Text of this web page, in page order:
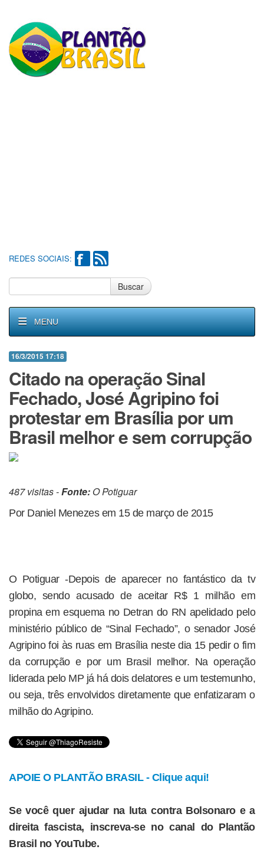
REDES SOCIAIS:
Buscar
MENU
16/3/2015 17:18
Citado na operação Sinal
Fechado, José Agripino foi
protestar em Brasília por um
Brasil melhor e sem corrupção
487 visitas -Fonte: O Potiguar
Por Daniel Menezes em 15 de março de 2015
O Potiguar -Depois de aparecer no fantástico da tv
globo, sendo acusado de aceitar R$ 1 milhão em
propina em esquema no Detran do RN apelidado pelo
ministério público de “Sinal Fechado”, o senador José
Agripino foi às ruas em Brasília neste dia 15 pedir o fim
da corrupção e por um Brasil melhor. Na operação
liderada pelo MP já há dois delatores e um testemunho,
ou seja, três envolvidos diretamente que enfatizaram o
milhão do Agripino.
APOIE O PLANTÃO BRASIL - Clique aqui!
Se você quer ajudar na luta contra Bolsonaro e a
direita fascista, inscreva-se no canal do Plantão
Brasil no YouTube.